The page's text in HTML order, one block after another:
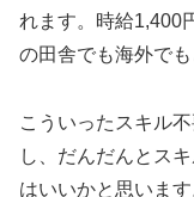
れます。時給1,400
の田舎でも海外で
こういったスキル
し、だんだんとス
はいいかと思います